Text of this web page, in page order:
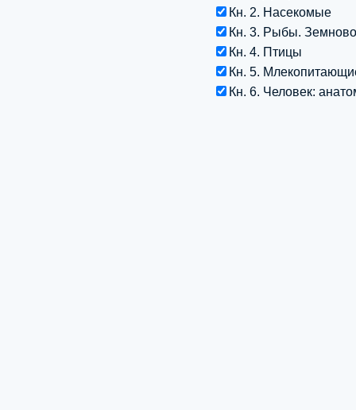
Кн. 2. Насекомые
Кн. 3. Рыбы.
Кн. 4. Птицы
Кн. 5.
Кн. 6. Человек: